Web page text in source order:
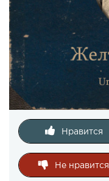
Нравится
Не нравится